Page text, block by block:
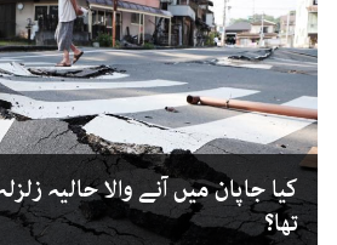
کیا جاپان میں آنے والا حالیہ
تھا؟